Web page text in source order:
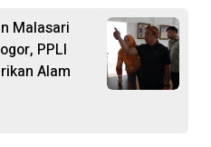
Malasari
PPLI
Alam